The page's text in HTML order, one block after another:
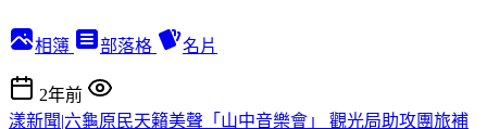
相簿 部落格 名片
2年前
漾新聞|六龜原民天籟美聲「山中音樂會」 觀光局助攻團旅補